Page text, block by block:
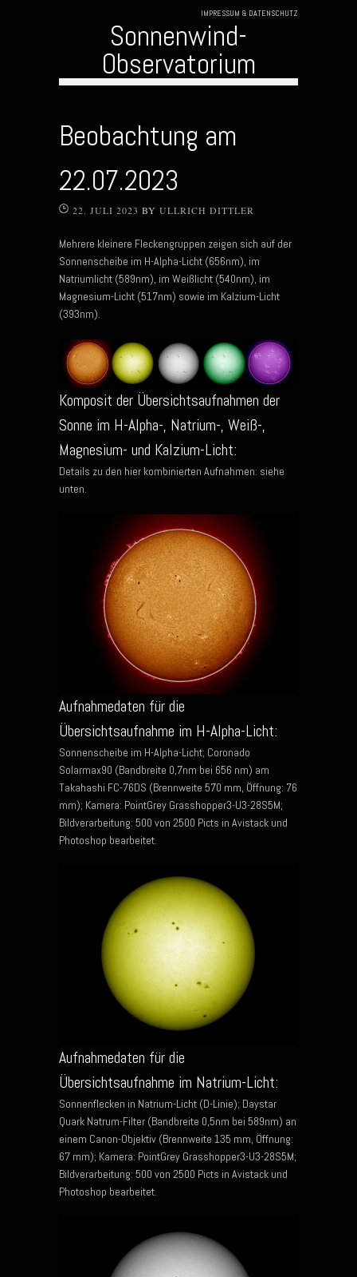
IMPRESSUM & DATENSCHUTZ
Sonnenwind-
Observatorium
Beobachtung am
22.07.2023
22. JULI 2023 BY ULLRICH DITTLER
Mehrere kleinere Fleckengruppen zeigen sich auf der
Sonnenscheibe im H-Alpha-Licht (656nm), im
Natriumlicht (589nm), im Weißlicht (540nm), im
Magnesium-Licht (517nm) sowie im Kalzium-Licht
(393nm).
Komposit der Übersichtsaufnahmen der
Sonne im H-Alpha-, Natrium-, Weiß-,
Magnesium- und Kalzium-Licht:
Details zu den hier kombinierten Aufnahmen: siehe
unten.
Aufnahmedaten für die
Übersichtsaufnahme im H-Alpha-Licht:
Sonnenscheibe im H-Alpha-Licht; Coronado
Solarmax90 (Bandbreite 0,7nm bei 656 nm) am
Takahashi FC-76DS (Brennweite 570 mm, Öffnung: 76
mm); Kamera: PointGrey Grasshopper3-U3-28S5M;
Bildverarbeitung: 500 von 2500 Picts in Avistack und
Photoshop bearbeitet.
Aufnahmedaten für die
Übersichtsaufnahme im Natrium-Licht:
Sonnenflecken in Natrium-Licht (D-Linie); Daystar
Quark Natrum-Filter (Bandbreite 0,5nm bei 589nm) an
einem Canon-Objektiv (Brennweite 135 mm, Öffnung:
67 mm); Kamera: PointGrey Grasshopper3-U3-28S5M;
Bildverarbeitung: 500 von 2500 Picts in Avistack und
Photoshop bearbeitet.